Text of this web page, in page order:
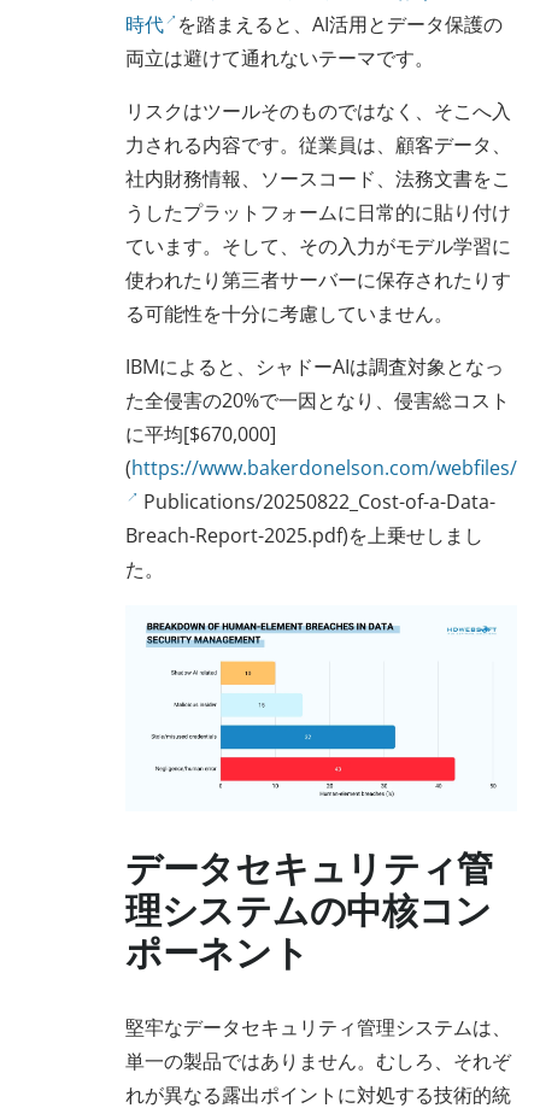
時代 を踏まえると、AI活用とデータ保護の
両立は避けて通れないテーマです。
リスクはツールそのものではなく、そこへ入
力される内容です。従業員は、顧客データ、
社内財務情報、ソースコード、法務文書をこ
うしたプラットフォームに日常的に貼り付け
ています。そして、その入力がモデル学習に
使われたり第三者サーバーに保存されたりす
る可能性を十分に考慮していません。
IBMによると、シャドーAIは調査対象となっ
た全侵害の20%で一因となり、侵害総コスト
に平均[$670,000]
(https://www.bakerdonelson.com/webfiles/
Publications/20250822_Cost-of-a-Data-
Breach-Report-2025.pdf)を上乗せしまし
た。
データセキュリティ管
理システムの中核コン
ポーネント
堅牢なデータセキュリティ管理システムは、
単一の製品ではありません。むしろ、それぞ
れが異なる露出ポイントに対処する技術的統